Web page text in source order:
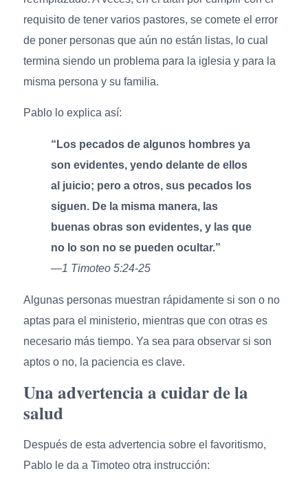
requisito de tener varios pastores, se comete el error
de poner personas que aún no están listas, lo cual
termina siendo un problema para la iglesia y para la
misma persona y su familia.
Pablo lo explica así:
“Los pecados de algunos hombres ya
son evidentes, yendo delante de ellos
al juicio; pero a otros, sus pecados los
siguen. De la misma manera, las
buenas obras son evidentes, y las que
no lo son no se pueden ocultar.”
—1 Timoteo 5:24-25
Algunas personas muestran rápidamente si son o no
aptas para el ministerio, mientras que con otras es
necesario más tiempo. Ya sea para observar si son
aptos o no, la paciencia es clave.
Una advertencia a cuidar de la
salud
Después de esta advertencia sobre el favoritismo,
Pablo le da a Timoteo otra instrucción: